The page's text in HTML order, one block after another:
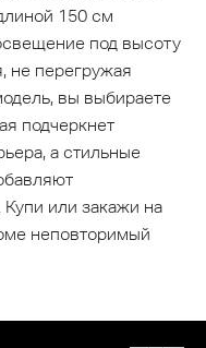
150 см
под высоту
не перегружая
вы выбираете
подчеркнет
а стильные
Купи или закажи на
неповторимый